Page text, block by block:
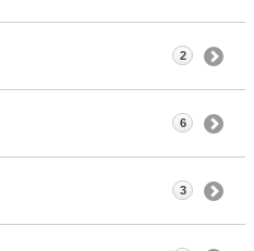
2
6
3